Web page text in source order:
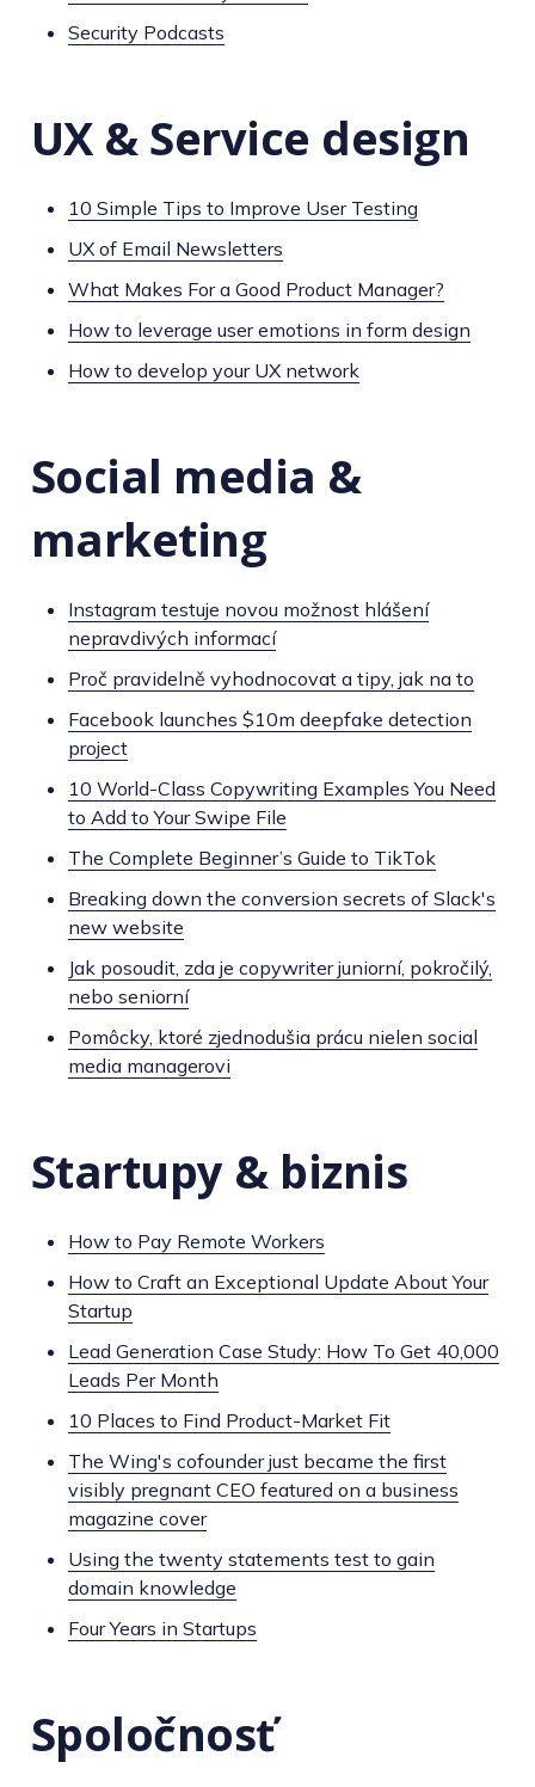
Security Podcasts
UX & Service design
10 Simple Tips to Improve User Testing
UX of Email Newsletters
What Makes For a Good Product Manager?
How to leverage user emotions in form design
How to develop your UX network
Social media &
marketing
Instagram testuje novou možnost hlášení
nepravdivých informací
Proč pravidelně vyhodnocovat a tipy, jak na to
Facebook launches $10m deepfake detection
project
10 World-Class Copywriting Examples You Need
to Add to Your Swipe File
The Complete Beginner’s Guide to TikTok
Breaking down the conversion secrets of Slack's
new website
Jak posoudit, zda je copywriter juniorní, pokročilý,
nebo seniorní
Pomôcky, ktoré zjednodušia prácu nielen social
media managerovi
Startupy & biznis
How to Pay Remote Workers
How to Craft an Exceptional Update About Your
Startup
Lead Generation Case Study: How To Get 40,000
Leads Per Month
10 Places to Find Product-Market Fit
The Wing's cofounder just became the first
visibly pregnant CEO featured on a business
magazine cover
Using the twenty statements test to gain
domain knowledge
Four Years in Startups
Spoločnosť